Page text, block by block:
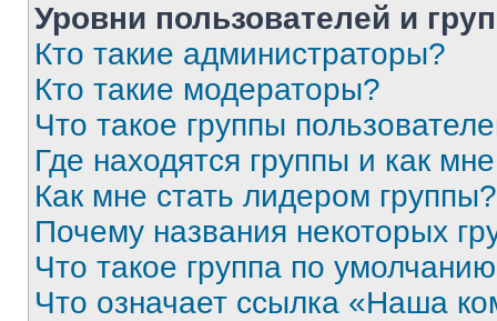
Уровни пользователей и
Кто такие администраторы?
Кто такие модераторы?
Что такое группы
Где находятся группы и как
Как мне стать лидером группы?
Почему названия некоторых
Что такое группа по
Что означает ссылка «Наша